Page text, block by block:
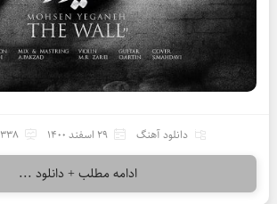
دانلود آهنگ 29 اسفند 1400 338
ادامه مطلب + دانلود ...